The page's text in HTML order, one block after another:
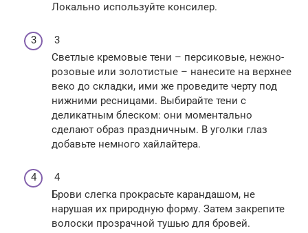
Локально используйте консилер.
3
Светлые кремовые тени – персиковые, нежно-
розовые или золотистые – нанесите на верхнее
веко до складки, ими же проведите черту под
нижними ресницами. Выбирайте тени с
деликатным блеском: они моментально
сделают образ праздничным. В уголки глаз
добавьте немного хайлайтера.
4
Брови слегка прокрасьте карандашом, не
нарушая их природную форму. Затем закрепите
волоски прозрачной тушью для бровей.